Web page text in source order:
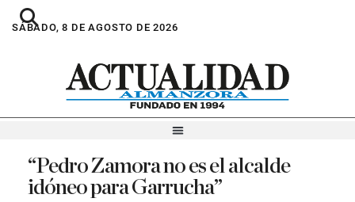
SÁBADO, 8 DE AGOSTO DE 2026
“Pedro Zamora no es el alcalde
idóneo para Garrucha”